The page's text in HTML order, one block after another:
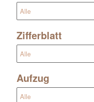
Zifferblatt
Aufzug